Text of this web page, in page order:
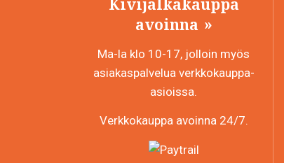
Kivijalkakauppa
avoinna
Ma-la klo 10-17, jolloin myös
asiakaspalvelua verkkokauppa-
asioissa.
Verkkokauppa avoinna 24/7.